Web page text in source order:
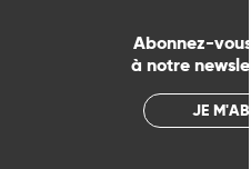
Abonnez-
à notre
JE